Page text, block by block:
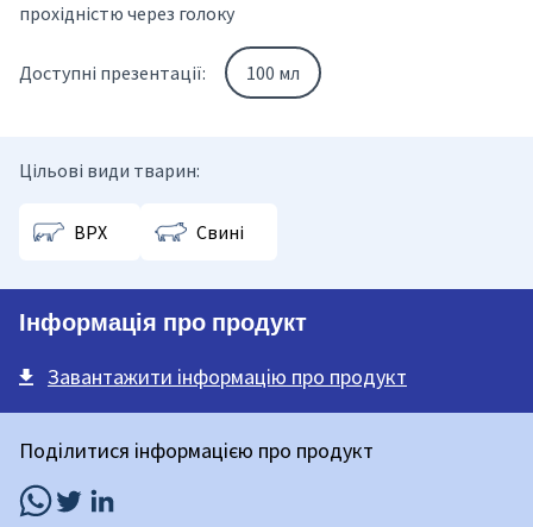
прохідністю через голоку
Доступні презентації: 100 мл
Цільові види тварин:
ВРХ Свині
Інформація про продукт
Завантажити інформацію про продукт
Поділитися інформацією про продукт